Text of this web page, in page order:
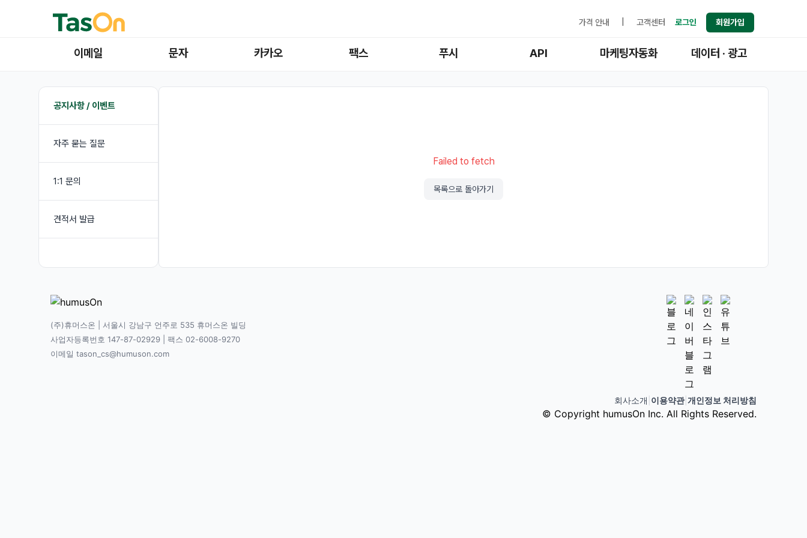
가격 안내 고객센터 로그인 회원가입
이메일 문자 카카오 팩스 푸시 API 마케팅자동화 데이터 · 광고
공지사항 / 이벤트
자주 묻는 질문
1:1 문의
견적서 발급
Failed to fetch
목록으로 돌아가기
(주)휴머스온 | 서울시 강남구 언주로 535 휴머스온 빌딩
사업자등록번호 147-87-02929 | 팩스 02-6008-9270
이메일 tason_cs@humuson.com
회사소개 이용약관| 개인정보 처리방침
© Copyright humusOn Inc. All Rights Reserved.